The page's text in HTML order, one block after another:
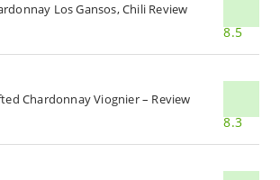
Los Gansos, Chili Review
8.5
Chardonnay Viognier – Review
8.3